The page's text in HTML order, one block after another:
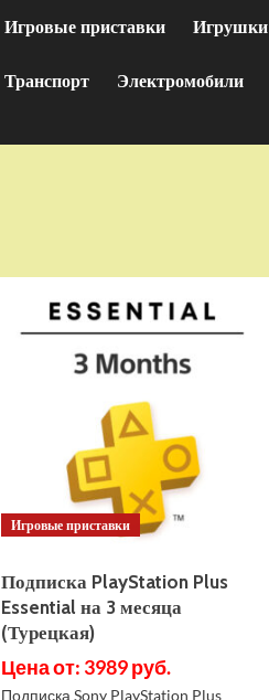
Игровые приставки Игрушки
Транспорт Электромобили
Игровые приставки
Подписка PlayStation Plus
Essential на 3 месяца
(Турецкая)
Цена от: 3989 руб.
Подписка Sony PlayStation Plus